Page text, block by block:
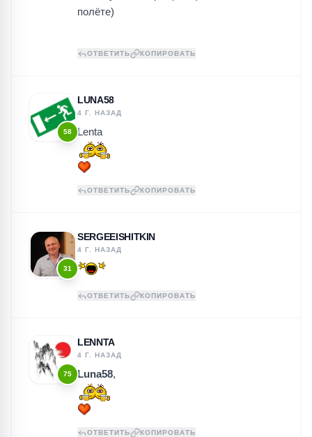
полёте)
ОТВЕТИТЬ КОПИРОВАТЬ
58
LUNA58
4 Г. НАЗАД
Lenta
ОТВЕТИТЬ КОПИРОВАТЬ
31
SERGEEISHITKIN
4 Г. НАЗАД
ОТВЕТИТЬ КОПИРОВАТЬ
75
LENNTA
4 Г. НАЗАД
Luna58,
ОТВЕТИТЬ КОПИРОВАТЬ